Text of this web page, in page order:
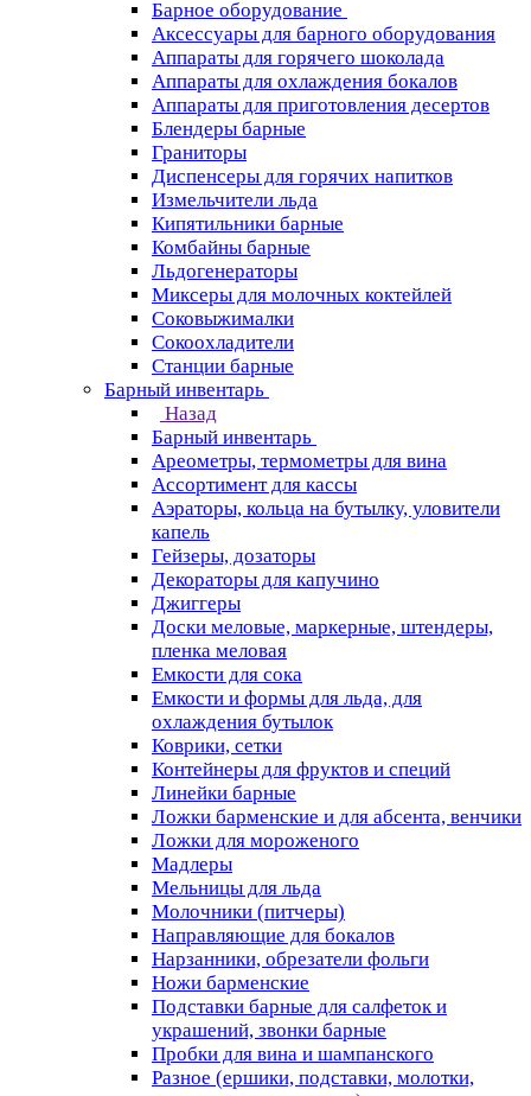
Барное оборудование
Аксессуары для барного оборудования
Аппараты для горячего шоколада
Аппараты для охлаждения бокалов
Аппараты для приготовления десертов
Блендеры барные
Граниторы
Диспенсеры для горячих напитков
Измельчители льда
Кипятильники барные
Комбайны барные
Льдогенераторы
Миксеры для молочных коктейлей
Соковыжималки
Сокоохладители
Станции барные
Барный инвентарь
Назад
Барный инвентарь
Ареометры, термометры для вина
Ассортимент для кассы
Аэраторы, кольца на бутылку, уловители
капель
Гейзеры, дозаторы
Декораторы для капучино
Джиггеры
Доски меловые, маркерные, штендеры,
пленка меловая
Емкости для сока
Емкости и формы для льда, для
охлаждения бутылок
Коврики, сетки
Контейнеры для фруктов и специй
Линейки барные
Ложки барменские и для абсента, венчики
Ложки для мороженого
Мадлеры
Мельницы для льда
Молочники (питчеры)
Направляющие для бокалов
Нарзанники, обрезатели фольги
Ножи барменские
Подставки барные для салфеток и
украшений, звонки барные
Пробки для вина и шампанского
Разное (ершики, подставки, молотки,